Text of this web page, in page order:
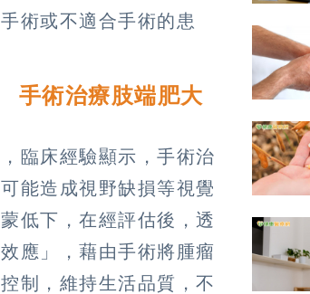
術或不適合手術的患
手術治療肢端肥大
臨床經驗顯示，手術治
能造成視野缺損等視覺
低下，在經評估後，透
應」，藉由手術將腫瘤
制，維持生活品質，不